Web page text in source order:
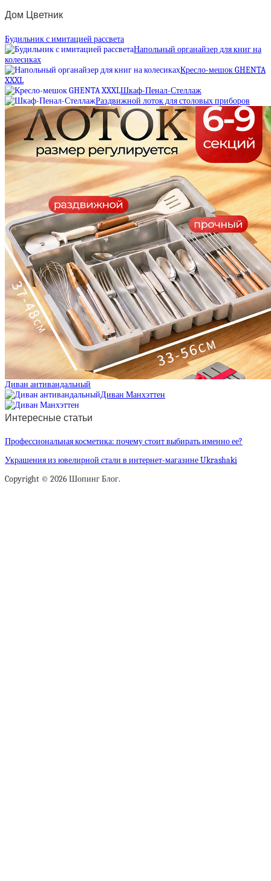
Дом Цветник
Будильник с имитацией рассвета
Напольный органайзер для книг на
колесиках
Кресло-мешок GHENTA
XXXL
Шкаф-Пенал-Стеллаж
Раздвижной лоток для столовых приборов
Диван антивандальный
Диван Манхэттен
Интересные статьи
Профессиональная косметика: почему стоит выбирать именно ее?
Украшения из ювелирной стали в интернет-магазине Ukrashaki
Copyright © 2026 Шопинг Блог.